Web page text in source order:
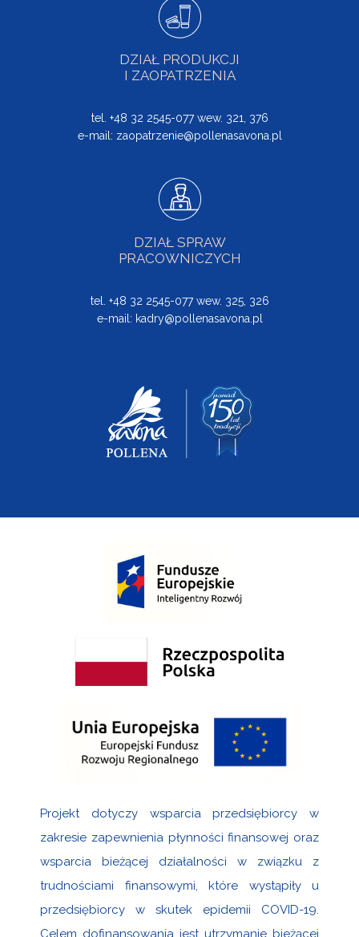
DZIAŁ PRODUKCJI
I ZAOPATRZENIA
tel. +48 32 2545-077 wew. 321, 376
e-mail: zaopatrzenie@pollenasavona.pl
DZIAŁ SPRAW
PRACOWNICZYCH
tel. +48 32 2545-077 wew. 325, 326
e-mail: kadry@pollenasavona.pl
Projekt dotyczy wsparcia przedsiębiorcy w
zakresie zapewnienia płynności finansowej oraz
wsparcia bieżącej działalności w związku z
trudnościami finansowymi, które wystąpiły u
przedsiębiorcy w skutek epidemii COVID-19.
Celem dofinansowania jest utrzymanie bieżącej